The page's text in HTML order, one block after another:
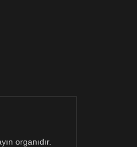
organıdır.